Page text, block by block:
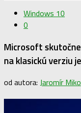
Windows 10
0
Microsoft
na klasickú verziu
od autora: Jaromír Miko